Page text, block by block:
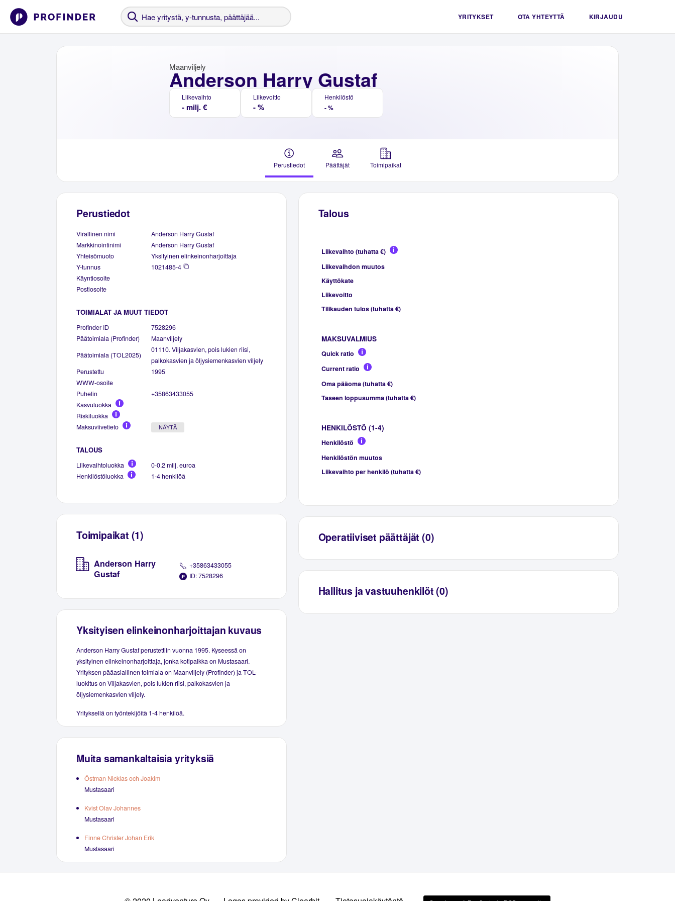
YRITYKSET OTA YHTEYTTÄ KIRJAUDU
Anderson Harry Gustaf
Maanviljely
Liikevaihto
- milj. €
Liikevoitto
- %
Henkilöstö
- %
Perustiedot Päättäjät Toimipaikat
Perustiedot
Virallinen nimi
Anderson Harry Gustaf
Markkinointinimi
Anderson Harry Gustaf
Yhteisömuoto
Yksityinen elinkeinonharjoittaja
Y-tunnus
1021485-4
Käyntiosoite
Postiosoite
TOIMIALAT JA MUUT TIEDOT
Profinder ID
7528296
Päätoimiala (Profinder)
Maanviljely
Päätoimiala (TOL2025)
01110. Viljakasvien, pois lukien riisi,
palkokasvien ja öljysiemenkasvien viljely
Perustettu
1995
WWW-osoite
Puhelin
+35863433055
Kasvuluokka
Riskiluokka
Maksuviivetieto
NÄYTÄ
TALOUS
Liikevaihtoluokka
0-0.2 milj. euroa
Henkilöstöluokka
1-4 henkilöä
Toimipaikat (1)
Anderson Harry
Gustaf
+35863433055
ID: 7528296
Yksityisen elinkeinonharjoittajan kuvaus
Anderson Harry Gustaf perustettiin vuonna 1995. Kyseessä on
yksityinen elinkeinonharjoittaja, jonka kotipaikka on Mustasaari.
Yrityksen pääasiallinen toimiala on Maanviljely (Profinder) ja TOL-
luokitus on Viljakasvien, pois lukien riisi, palkokasvien ja
öljysiemenkasvien viljely.
Yrityksellä on työntekijöitä 1-4 henkilöä.
Muita samankaltaisia yrityksiä
Östman Nicklas och Joakim
Mustasaari
Kvist Olav Johannes
Mustasaari
Finne Christer Johan Erik
Mustasaari
Talous
Liikevaihto (tuhatta €)
Liikevaihdon muutos
Käyttökate
Liikevoitto
Tilikauden tulos (tuhatta €)
MAKSUVALMIUS
Quick ratio
Current ratio
Oma pääoma (tuhatta €)
Taseen loppusumma (tuhatta €)
HENKILÖSTÖ (1-4)
Henkilöstö
Henkilöstön muutos
Liikevaihto per henkilö (tuhatta €)
Operatiiviset päättäjät (0)
Hallitus ja vastuuhenkilöt (0)